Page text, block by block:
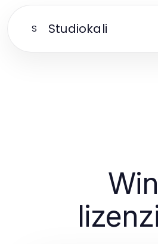
S Studiokali